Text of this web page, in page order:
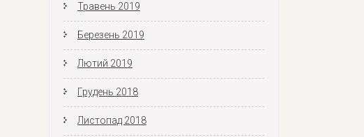
Травень 2019
Березень 2019
Лютий 2019
Грудень 2018
Листопад 2018